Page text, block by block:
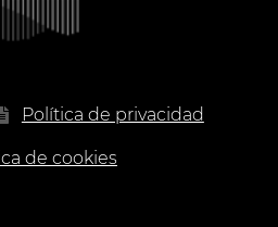
17.90 €
Política de privacidad
de cookies